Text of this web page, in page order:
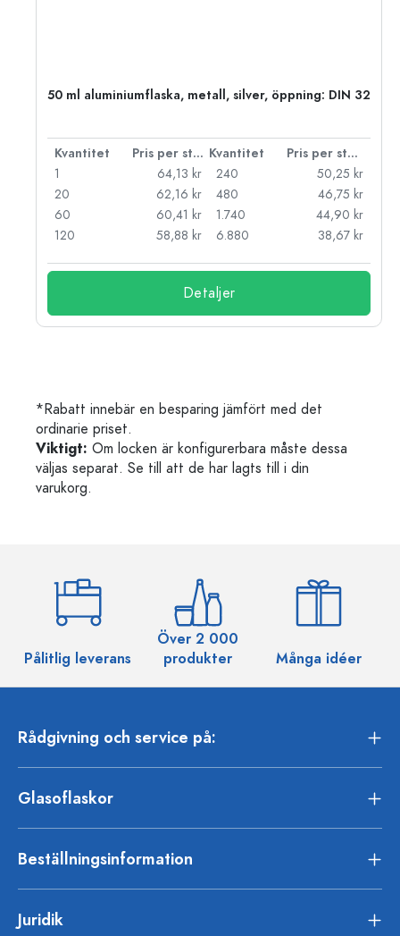
50 ml aluminiumflaska, metall, silver, öppning: DIN 32
Kvantitet Pris per styck Kvantitet
Pris per styck
1
64,13 kr
20
62,16 kr
60
60,41 kr
120
58,88 kr
240
50,25 kr
480
46,75 kr
1.740
44,90 kr
6.880
38,67 kr
Detaljer
*Rabatt innebär en besparing jämfört med det
ordinarie priset.
Viktigt: Om locken är konfigurerbara måste dessa
väljas separat. Se till att de har lagts till i din
varukorg.
Pålitlig leverans
Över 2 000
produkter
Många idéer
Rådgivning och service på:
Glasoflaskor
Beställningsinformation
Juridik